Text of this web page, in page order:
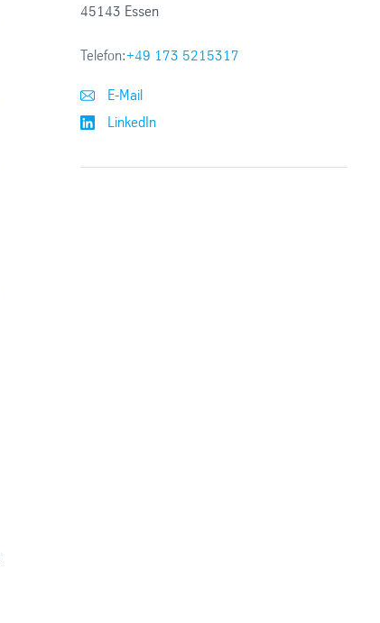
45143 Essen
Telefon:+49 173 5215317
E-Mail
LinkedIn